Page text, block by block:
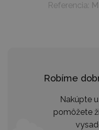
Referencia:
Robíme
Nakúpte
pomôžete